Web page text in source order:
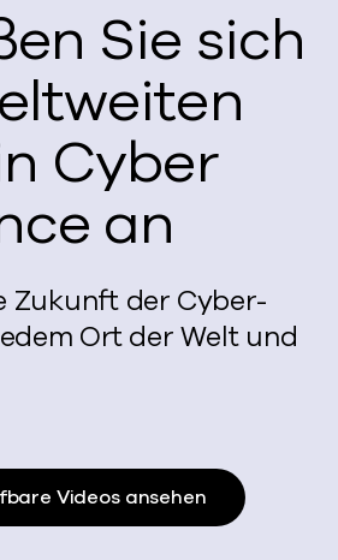
Sie sich
Cyber
an
Zukunft der Cyber-
Ort der Welt und
Videos ansehen